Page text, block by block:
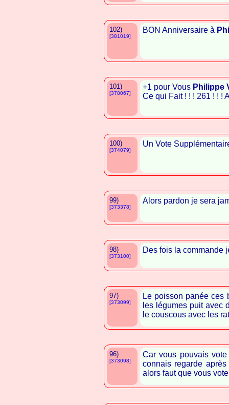
102)
[381019]
BON Anniversaire à
101)
[378067]
+1 pour Vous Philippe
Ce qui Fait ! ! ! 261 ! ! !
100)
[374079]
Un Vote
99)
[373378]
Alors pardon je sera
98)
[373100]
Des fois la commande
97)
[373099]
Le poisson panée ces
les légumes puit avec
le couscous avec les
96)
[373098]
Car vous pouvais
connais regarde
alors faut que vous